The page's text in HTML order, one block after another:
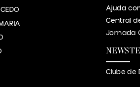
Ajuda
Central
Jornada
Clube de